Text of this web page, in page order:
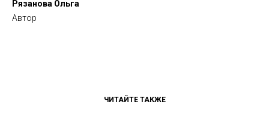
Рязанова Ольга
Автор
ЧИТАЙТЕ ТАКЖЕ